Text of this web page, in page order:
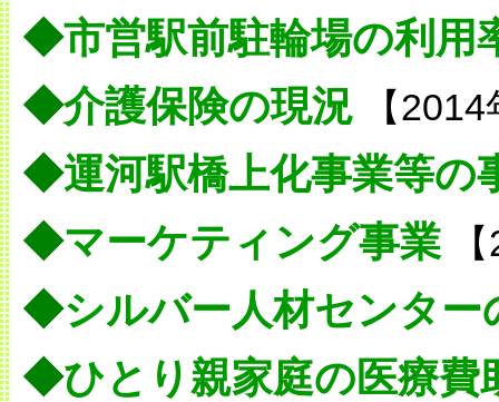
◆市営駅前駐輪場の利用
◆介護保険の現況 【
◆運河駅橋上化事業等の
◆マーケティング事業
◆シルバー人材センター
◆ひとり親家庭の医療費